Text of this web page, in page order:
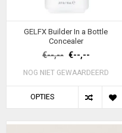
GELFX Builder In a Bottle
Concealer
€--,-- €--,--
NOG NIET GEWAARDEERD
OPTIES